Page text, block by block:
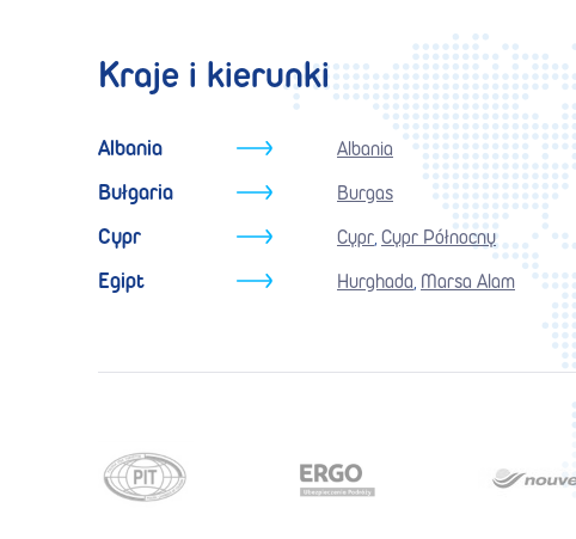
Kraje i kierunki
Albania Albania
Bułgaria Burgas
Cypr Cypr Cypr Północny
Egipt Hurghada Marsa Alam